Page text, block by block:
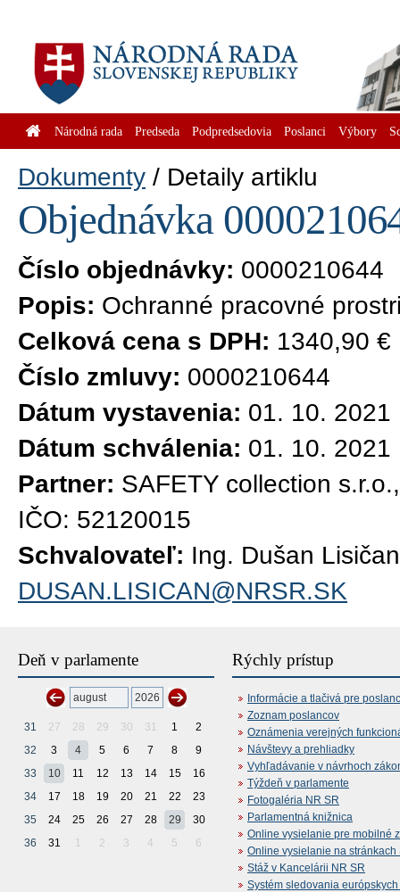
Národná rada Predseda Podpredsedovia Poslanci Výbory
Dokumenty Detaily artiklu
Objednávka
Číslo objednávky: 0000210644
Popis: Ochranné pracovné
Celková cena s DPH: 1340,90 €
Číslo zmluvy: 0000210644
Dátum vystavenia: 01. 10. 2021
Dátum schválenia: 01. 10. 2021
Partner: SAFETY collection
IČO: 52120015
Schvalovateľ: Ing. Dušan
DUSAN.LISICAN@NRSR.SK
Deň v parlamente
31 27 28 29 30 31 1
2
32
3 4 5 6 7 8
9
33
10 11 12 13 14 15
16
34
17 18 19 20 21 22
23
35
24 25 26 27 28 29
30
36
31 1 2 3 4 5 6
Rýchly prístup
Informácie a tlačivá pre
Zoznam poslancov
Oznámenia verejných
Návštevy a prehliadky
Vyhľadávanie v návrhoch
Týždeň v parlamente
Fotogaléria NR SR
Parlamentná knižnica
Online vysielanie pre mobilné
Online vysielanie na stránkach
Stáž v Kancelárii NR SR
Systém sledovania